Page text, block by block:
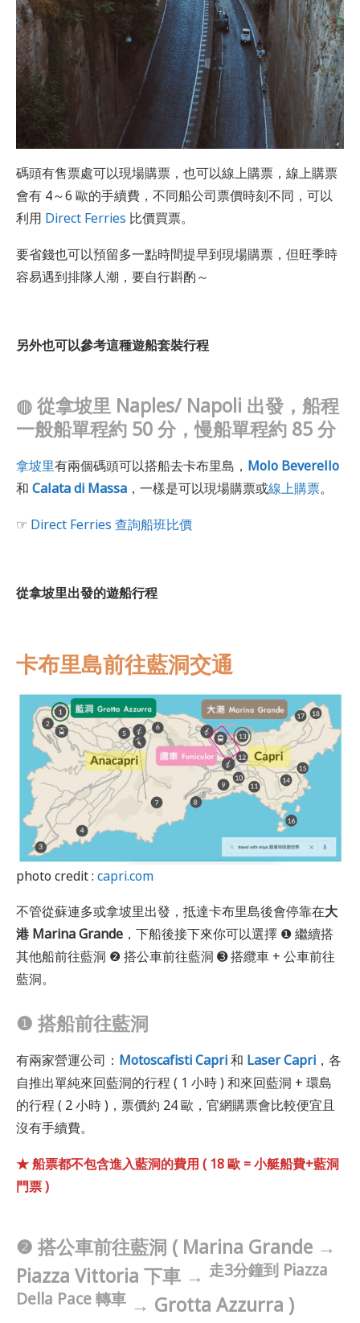
碼頭有售票處可以現場購票，也可以線上購票，線上購票
會有 4～6 歐的手續費，不同船公司票價時刻不同，可以
利用 Direct Ferries 比價買票。
要省錢也可以預留多一點時間提早到現場購票，但旺季時
容易遇到排隊人潮，要自行斟酌～
另外也可以參考這種遊船套裝行程
◍從拿坡里 Naples/ Napoli 出發，船程
一般船單程約 50 分 ，慢船單程約 85 分
拿坡里有兩個碼頭可以搭船去卡布里島， Molo Beverello
和 Calata di Massa ，一樣是可以現場購票或線上購票。
☞ Direct Ferries 查詢船班比價
從拿坡里出發的遊船行程
卡布里島前往藍洞交通
photo credit : capri.com
不管從蘇連多或拿坡里出發，抵達卡布里島後會停靠在大
港 Marina Grande ，下船後接下來你可以選擇 ❶ 繼續搭
其他船前往藍洞 ❷ 搭公車前往藍洞 ➌ 搭纜車 + 公車前往
藍洞。
❶ 搭船前往藍洞
有兩家營運公司： Motoscafisti Capri和 Laser Capri ，各
自推出單純來回藍洞的行程 ( 1 小時 ) 和來回藍洞 + 環島
的行程 ( 2 小時 )，票價約 24 歐，官網購票會比較便宜且
沒有手續費。
★ 船票都不包含進入藍洞的費用 ( 18 歐 = 小艇船費+藍洞
門票 )
❷ 搭公車前往藍洞 ( Marina Grande →
Piazza Vittoria 下車 → 走3分鐘到 Piazza
Della Pace 轉車 → Grotta Azzurra )